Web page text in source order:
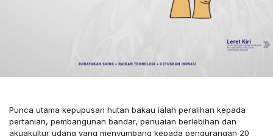
Punca utama kepupusan hutan bakau ialah peralihan kepada
pertanian, pembangunan bandar, penuaian berlebihan dan
akuakultur udang yang menyumbang kepada pengurangan 20